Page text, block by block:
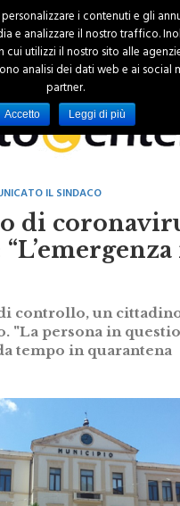
IL SINDACO
di
controllo, un
"La persona in
tempo in quarantena
i contenuti e gli
e analizzare il nostro traffico.
utilizzi il nostro sito alle
analisi dei dati web e ai social
partner.
Accetto Leggi di più